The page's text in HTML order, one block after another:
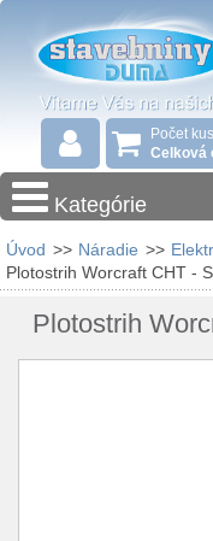
Počet
Celková
Kategórie
Úvod >> Náradie >>
Plotostrih Worcraft CHT -
Plotostrih